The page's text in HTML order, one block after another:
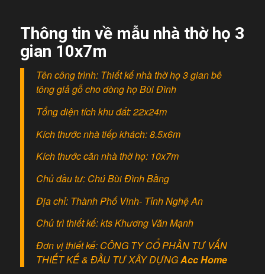
Thông tin về mẫu nhà thờ họ 3
gian 10x7m
Tên công trình: Thiết kế nhà thờ họ 3 gian bê
tông giả gỗ cho dòng họ Bùi Đình
Tổng diện tích khu đất: 22x24m
Kích thước nhà tiếp khách: 8.5x6m
Kích thước căn nhà thờ họ: 10x7m
Chủ đầu tư: Chú Bùi Đình Bằng
Địa chỉ: Thành Phố Vinh- Tỉnh Nghệ An
Chủ trì thiết kế: kts Khương Văn Mạnh
Đơn vị thiết kế: CÔNG TY CỔ PHẦN TƯ VẤN
THIẾT KẾ & ĐẦU TƯ XÂY DỰNGAcc Home